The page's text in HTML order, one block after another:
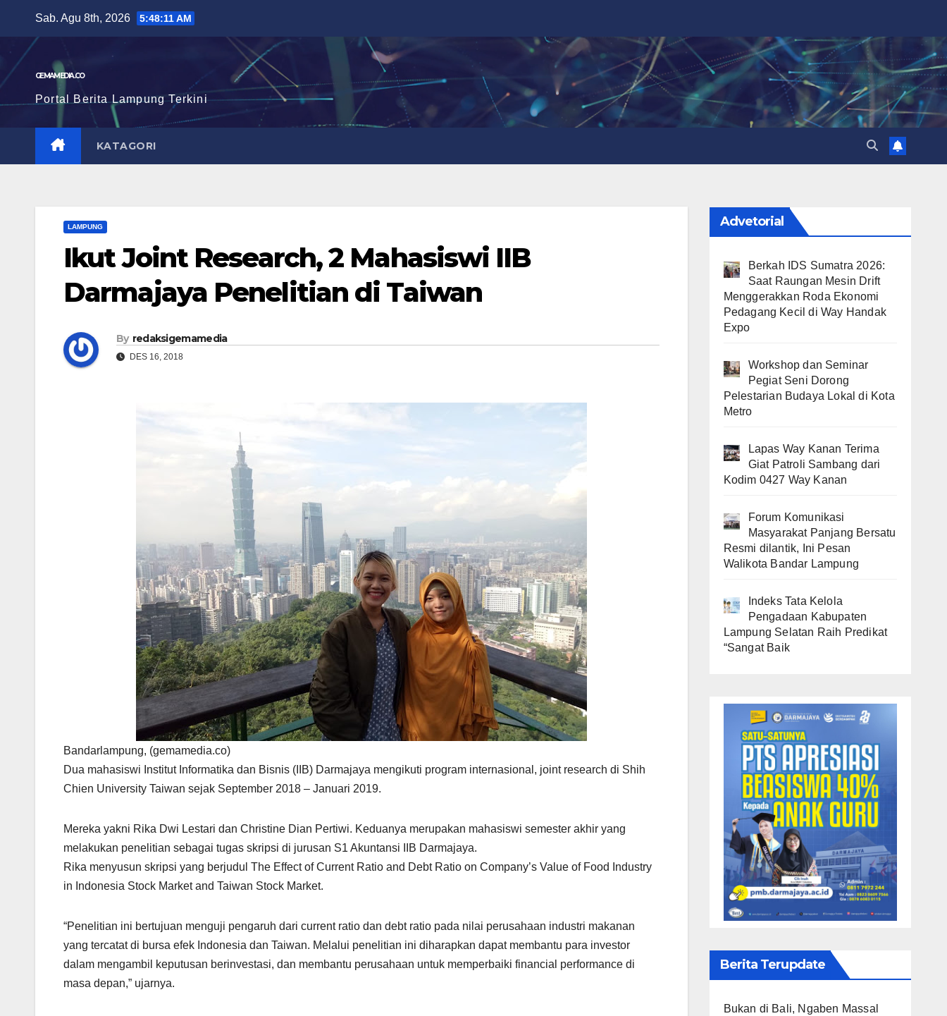
content
Sab. Agu 8th, 2026 5:48:13 AM
GEMAMEDIA.CO
Portal Berita Lampung Terkini
KATAGORI
LAMPUNG
Ikut Joint Research, 2 Mahasiswi IIB
Darmajaya Penelitian di Taiwan
By redaksigemamedia
DES 16, 2018
Bandarlampung, (gemamedia.co)
Dua mahasiswi Institut Informatika dan Bisnis (IIB) Darmajaya mengikuti program internasional, joint research di Shih
Chien University Taiwan sejak September 2018 – Januari 2019.
Mereka yakni Rika Dwi Lestari dan Christine Dian Pertiwi. Keduanya merupakan mahasiswi semester akhir yang
melakukan penelitian sebagai tugas skripsi di jurusan S1 Akuntansi IIB Darmajaya.
Rika menyusun skripsi yang berjudul The Effect of Current Ratio and Debt Ratio on Company’s Value of Food Industry
in Indonesia Stock Market and Taiwan Stock Market.
“Penelitian ini bertujuan menguji pengaruh dari current ratio dan debt ratio pada nilai perusahaan industri makanan
yang tercatat di bursa efek Indonesia dan Taiwan. Melalui penelitian ini diharapkan dapat membantu para investor
dalam mengambil keputusan berinvestasi, dan membantu perusahaan untuk memperbaiki financial performance di
masa depan,” ujarnya.
Advetorial
Berkah IDS Sumatra 2026:
Saat Raungan Mesin Drift
Menggerakkan Roda Ekonomi
Pedagang Kecil di Way Handak
Expo
Workshop dan Seminar
Pegiat Seni Dorong
Pelestarian Budaya Lokal di Kota
Metro
Lapas Way Kanan Terima
Giat Patroli Sambang dari
Kodim 0427 Way Kanan
Forum Komunikasi
Masyarakat Panjang Bersatu
Resmi dilantik, Ini Pesan
Walikota Bandar Lampung
Indeks Tata Kelola
Pengadaan Kabupaten
Lampung Selatan Raih Predikat
“Sangat Baik
Berita Terupdate
Bukan di Bali, Ngaben Massal